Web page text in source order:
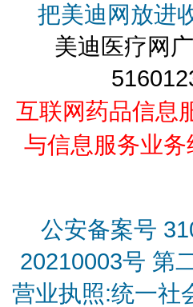
把美迪网放进
美迪医疗网
互联网药品信息
与信息服务业
公安备案号
20210003号 第
营业执照:统一社